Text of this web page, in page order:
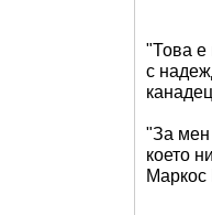
"Това е
с
"За мен
което
Маркос